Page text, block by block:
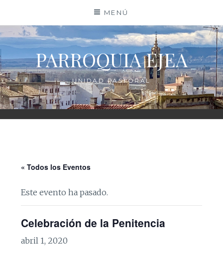
contenido
MENÚ
PARROQUIA EJEA
UNIDAD PASTORAL
« Todos los Eventos
Este evento ha pasado.
Celebración de la Penitencia
abril 1, 2020